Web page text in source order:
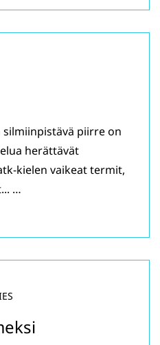
silmiinpistävä piirre on
herättävät
kielen vaikeat termit,
…